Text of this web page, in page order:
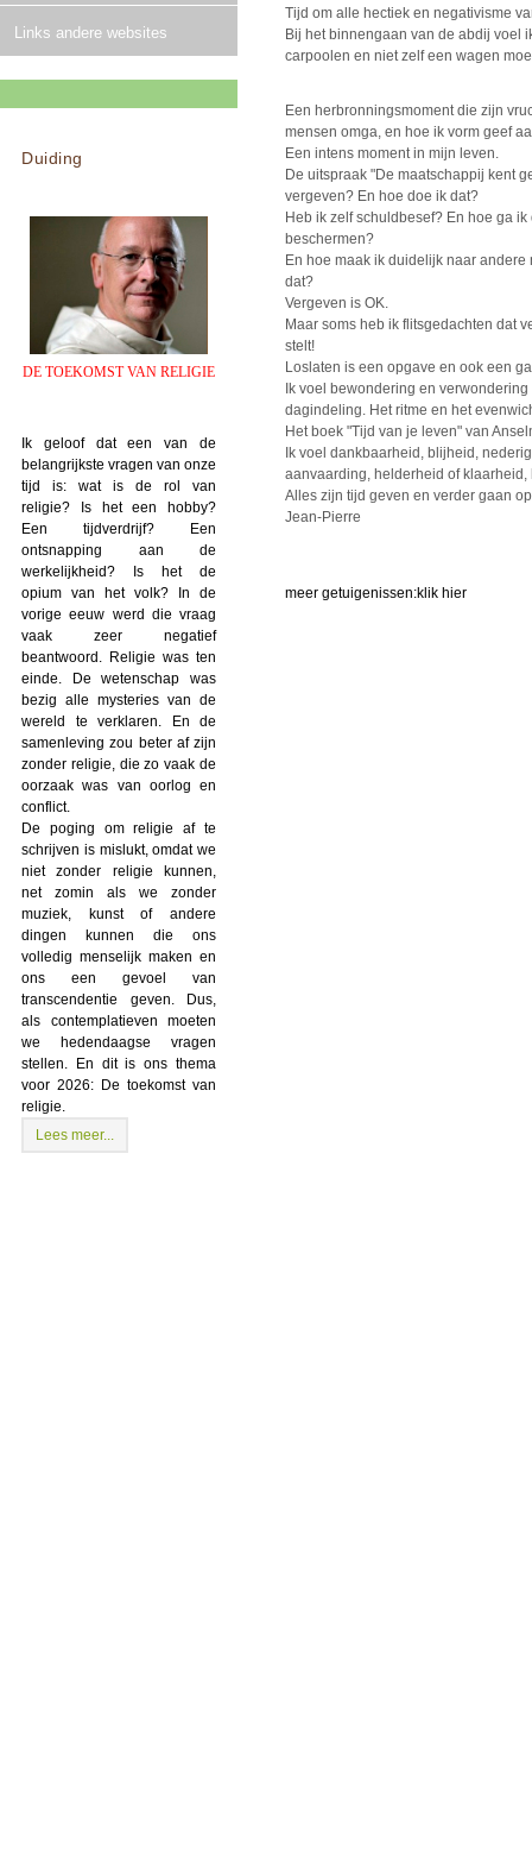
Links andere websites
Duiding
DE TOEKOMST VAN RELIGIE
Ik geloof dat een van de
belangrijkste vragen van onze
tijd is: wat is de rol van
religie? Is het een hobby?
Een tijdverdrijf? Een
ontsnapping aan de
werkelijkheid? Is het de
opium van het volk? In de
vorige eeuw werd die vraag
vaak zeer negatief
beantwoord. Religie was ten
einde. De wetenschap was
bezig alle mysteries van de
wereld te verklaren. En de
samenleving zou beter af zijn
zonder religie, die zo vaak de
oorzaak was van oorlog en
conflict.
De poging om religie af te
schrijven is mislukt, omdat we
niet zonder religie kunnen,
net zomin als we zonder
muziek, kunst of andere
dingen kunnen die ons
volledig menselijk maken en
ons een gevoel van
transcendentie geven. Dus,
als contemplatieven moeten
we hedendaagse vragen
stellen. En dit is ons thema
voor 2026: De toekomst van
religie.
Lees meer...
Tijd om alle hectiek en negativisme
Bij het binnengaan van de abdij voel
carpoolen en niet zelf een wagen
Een herbronningsmoment die zijn
mensen omga, en hoe ik vorm geef
Een intens moment in mijn leven.
De uitspraak "De maatschappij kent
vergeven? En hoe doe ik dat?
Heb ik zelf schuldbesef? En hoe ga
beschermen?
En hoe maak ik duidelijk naar
dat?
Vergeven is OK.
Maar soms heb ik flitsgedachten dat
stelt!
Loslaten is een opgave en ook een
Ik voel bewondering en
dagindeling. Het ritme en het
Het boek "Tijd van je leven" van
Ik voel dankbaarheid, blijheid,
aanvaarding, helderheid of
Alles zijn tijd geven en verder gaan
Jean-Pierre
meer getuigenissen:klik hier